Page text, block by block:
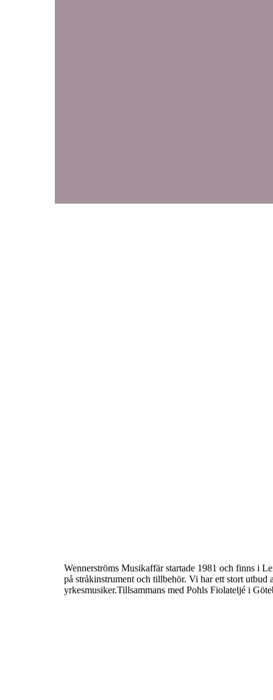
Wennerströms Musikaffär startade 1981 och finns i
på stråkinstrument och tillbehör. Vi har ett stort
yrkesmusiker.Tillsammans med Pohls Fiolateljé i